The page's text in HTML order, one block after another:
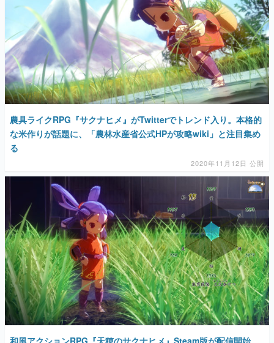
農具ライクRPG『サクナヒメ』がTwitterでトレンド入り。本格的
な米作りが話題に、「農林水産省公式HPが攻略wiki」と注目集め
る
2020年11月12日 公開